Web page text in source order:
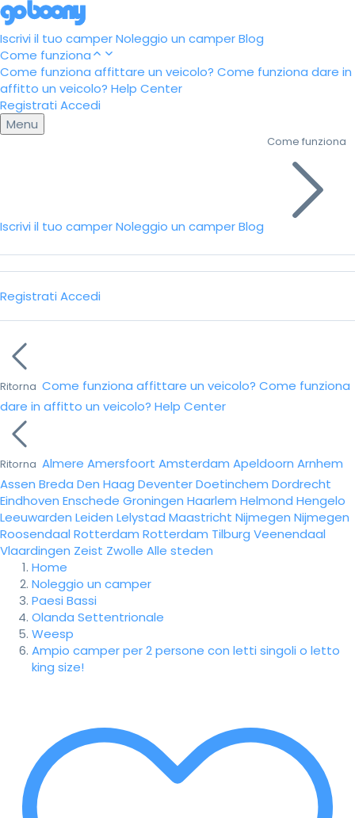
Iscrivi il tuo camperNoleggio un camperBlog
Come funziona
Come funziona affittare un veicolo? Come funziona dare in
affitto un veicolo? Help Center
Registrati Accedi
Menu
Iscrivi il tuo camperNoleggio un camperBlog
Come funziona
Registrati Accedi
Ritorna Come funziona affittare un veicolo? Come funziona
dare in affitto un veicolo? Help Center
Ritorna Almere Amersfoort Amsterdam Apeldoorn Arnhem
Assen Breda Den Haag DeventerDoetinchem Dordrecht
Eindhoven Enschede Groningen Haarlem Helmond Hengelo
Leeuwarden Leiden Lelystad Maastricht Nijmegen Nijmegen
Roosendaal Rotterdam Rotterdam Tilburg Veenendaal
Vlaardingen Zeist Zwolle Alle steden
Home
Noleggio un camper
Paesi Bassi
Olanda Settentrionale
Weesp
Ampio camper per 2 persone con letti singoli o letto
king size!